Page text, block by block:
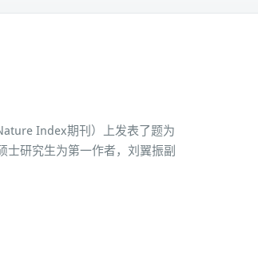
Index期刊）上发表了题为
研究生为第一作者，刘翼振副